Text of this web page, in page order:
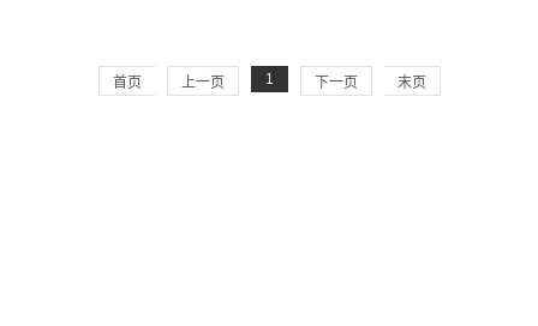
首页 上一页 1 下一页 末页